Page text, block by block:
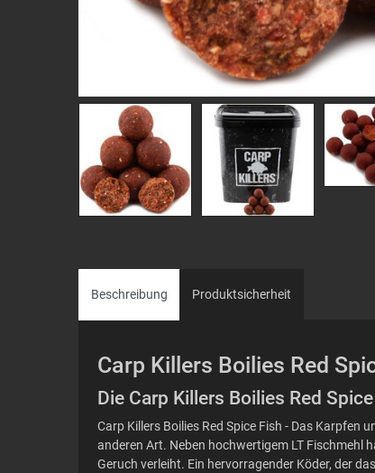
Beschreibung Produktsicherheit
Carp Killers Boilies Red
Die Carp Killers Boilies Red
Carp Killers Boilies Red Spice Fish - Das Karpfen
anderen Art. Neben hochwertigem LT Fischmehl
Geruch verleiht. Ein hervorragender Köder, der